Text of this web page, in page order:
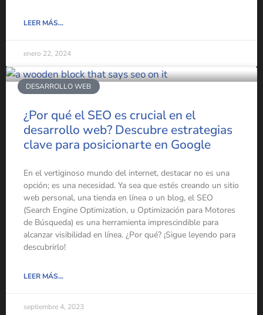
LEER MÁS...
enero 22, 2024
DESARROLLO WEB
¿Por qué el SEO es crucial en el
desarrollo web? Descubre estrategias
clave para posicionarte en Google
En el vertiginoso mundo del internet, destacar no es una
opción; es una necesidad. Ya sea que estés creando un sitio
web personal, una tienda en línea o un blog, el SEO
(Search Engine Optimization, u Optimización para Motores
de Búsqueda) es una herramienta imprescindible para
alcanzar visibilidad en línea. ¿Por qué? ¡Sigue leyendo para
descubrirlo!
LEER MÁS...
septiembre 4, 2023